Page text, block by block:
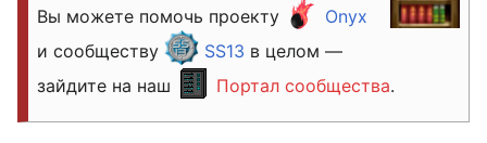
Вы можете помочь проекту
Onyx
и сообществу
SS13 в целом —
зайдите на наш
Портал сообщества.